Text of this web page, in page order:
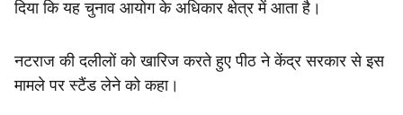
दिया कि यह चुनाव आयोग के अधिकार क्षेत्र में आता है।
नटराज की दलीलों को खारिज करते हुए पीठ ने केंद्र सरकार से इस
मामले पर स्टैंड लेने को कहा।